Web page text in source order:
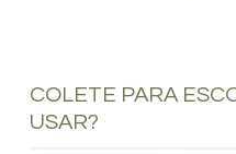
COLETE PARA
USAR?